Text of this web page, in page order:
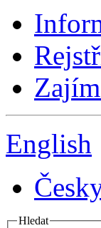
English
Hledat